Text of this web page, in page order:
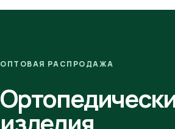
ОПТОВАЯ РАСПРОДАЖА